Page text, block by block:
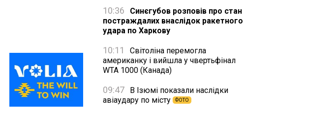
10:36
Синєгубов розповів про стан
постраждалих внаслідок ракетного
удара по Харкову
10:11
Світоліна перемогла
американку і вийшла у чвертьфінал
WTA 1000 (Канада)
09:47
В Ізюмі показали наслідки
авіаудару по місту
ФОТО